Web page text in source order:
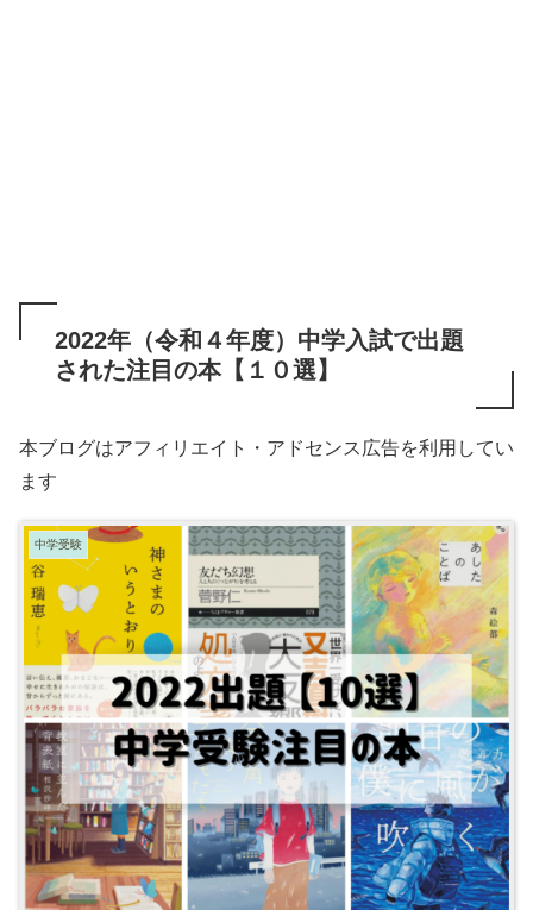
2022年（令和４年度）中学入試で出題
された注目の本【１０選】
本ブログはアフィリエイト・アドセンス広告を利用してい
ます
中学受験